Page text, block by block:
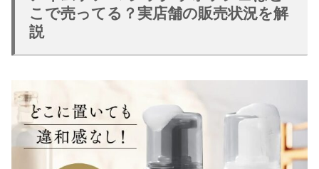
こで売ってる？実店舗の販売状況を解
説